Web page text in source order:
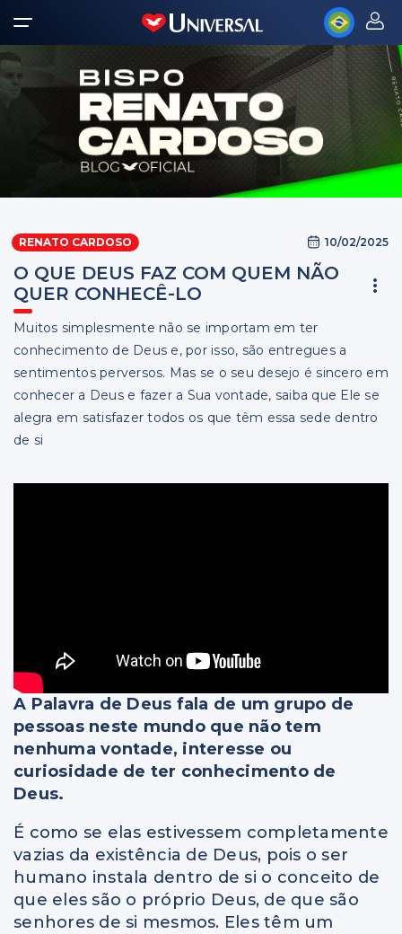
RENATO CARDOSO 10/02/2025
O QUE DEUS FAZ COM QUEM NÃO
QUER CONHECÊ-LO
Muitos simplesmente não se importam em ter
conhecimento de Deus e, por isso, são entregues a
sentimentos perversos. Mas se o seu desejo é sincero em
conhecer a Deus e fazer a Sua vontade, saiba que Ele se
alegra em satisfazer todos os que têm essa sede dentro
de si
A Palavra de Deus fala de um grupo de
pessoas neste mundo que não tem
nenhuma vontade, interesse ou
curiosidade de ter conhecimento de
Deus.
É como se elas estivessem completamente
vazias da existência de Deus, pois o ser
humano instala dentro de si o conceito de
que eles são o próprio Deus, de que são
senhores de si mesmos. Eles têm um